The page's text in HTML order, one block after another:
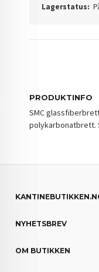
Lagerstatus:
PRODUKTINFO
SMC
polykarbonatbrett.
NYHETSBREV
OM BUTIKKEN